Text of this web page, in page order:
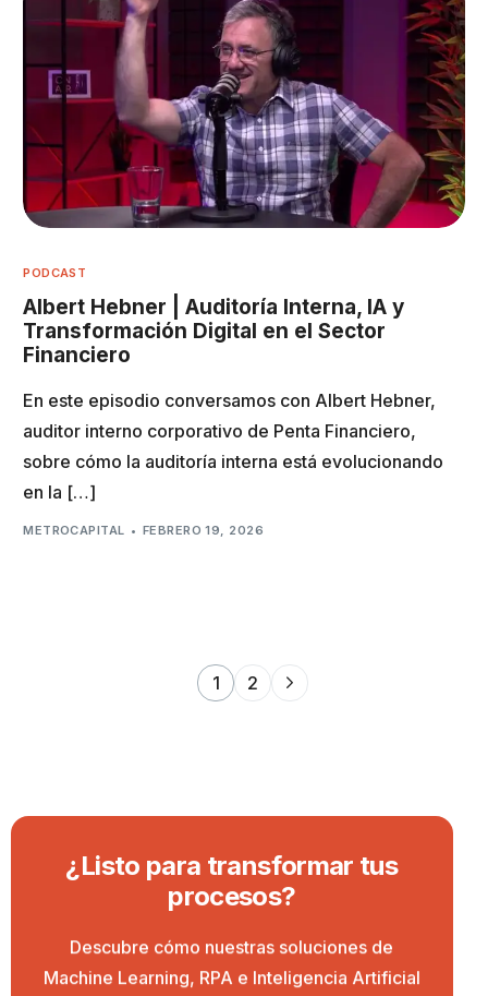
PODCAST
Albert Hebner | Auditoría Interna, IA y
Transformación Digital en el Sector
Financiero
En este episodio conversamos con Albert Hebner,
auditor interno corporativo de Penta Financiero,
sobre cómo la auditoría interna está evolucionando
en la […]
METROCAPITAL FEBRERO 19, 2026
1 2
¿ Listo para transformar tus
procesos?
Descubre cómo nuestras soluciones de
Machine Learning, RPA e Inteligencia Artificial